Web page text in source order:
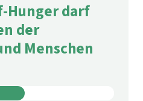
Hunger darf
der
Menschen